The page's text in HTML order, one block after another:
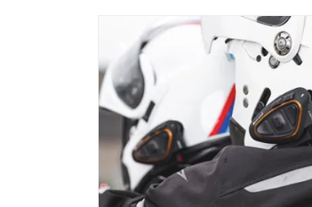
motorcykelmodeller,
alla motorcykelentusiaster